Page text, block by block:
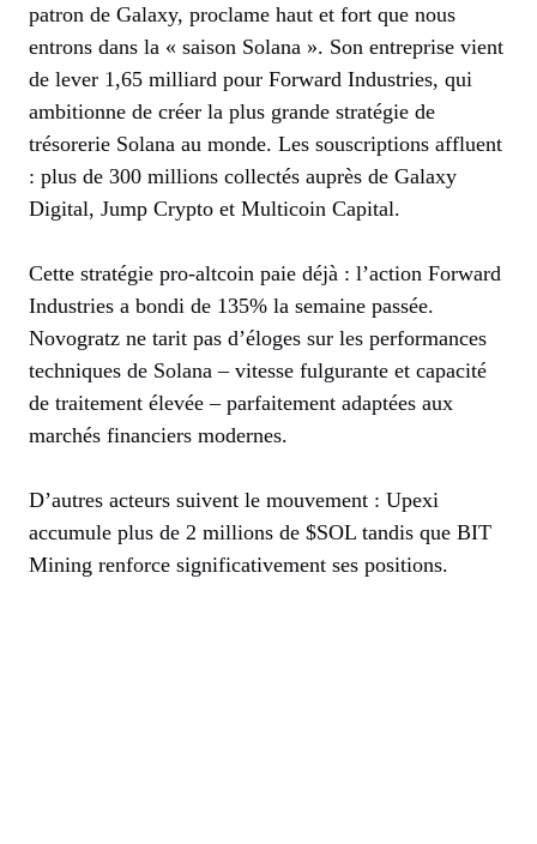
patron de Galaxy, proclame haut et fort que nous
entrons dans la « saison Solana ». Son entreprise vient
de lever 1,65 milliard pour Forward Industries, qui
ambitionne de créer la plus grande stratégie de
trésorerie Solana au monde. Les souscriptions affluent
: plus de 300 millions collectés auprès de Galaxy
Digital, Jump Crypto et Multicoin Capital.
Cette stratégie pro-altcoin paie déjà : l’action Forward
Industries a bondi de 135% la semaine passée.
Novogratz ne tarit pas d’éloges sur les performances
techniques de Solana – vitesse fulgurante et capacité
de traitement élevée – parfaitement adaptées aux
marchés financiers modernes.
D’autres acteurs suivent le mouvement : Upexi
accumule plus de 2 millions de $SOL tandis que BIT
Mining renforce significativement ses positions.